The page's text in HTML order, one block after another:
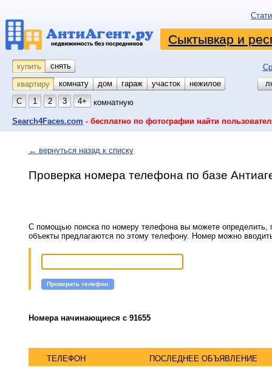
Сыктывкар и
купить снять
квартиру
комнату койко-место
дом гараж участок
нежилое
С
1 2 3 4+ комнатную
Search4Faces.com - бесплатно по фотографии найти
← вернуться назад к списку
Проверка номера телефона по базе
С помощью поиска по номеру телефона вы можете определить,
объекты предлагаются по этому телефону. Номер можно
Проверить телефон
Номера начинающиеся с 91655
ТЕЛЕФОН ПОСЛЕДНЕЕ ОБЪЯВЛЕНИЕ